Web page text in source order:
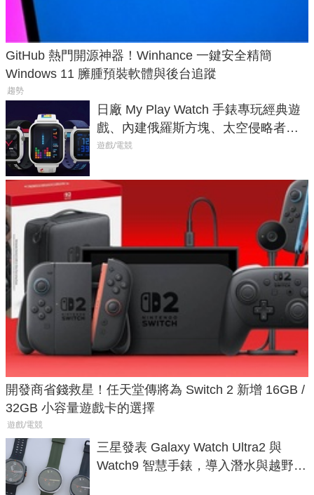
GitHub 熱門開源神器！Winhance 一鍵安全精簡
Windows 11 臃腫預裝軟體與後台追蹤
趨勢
日廠 My Play Watch 手錶專玩經典遊
戲、內建俄羅斯方塊、太空侵略者，
不過竟然不能連手機？
遊戲/電競
開發商省錢救星！任天堂傳將為 Switch 2 新增 16GB /
32GB 小容量遊戲卡的選擇
遊戲/電競
三星發表 Galaxy Watch Ultra2 與
Watch9 智慧手錶，導入潛水與越野跑